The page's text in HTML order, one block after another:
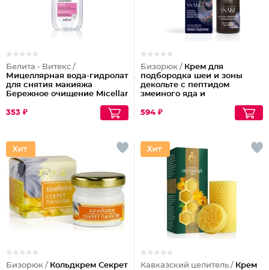
Белита - Витекс /
Мицеллярная вода-гидролат
для снятия макияжа
Бережное очищение Micellar
353 ₽
Бизорюк / Крем для
подбородка шеи и зоны
декольте с пептидом
змеиного яда и
594 ₽
Бизорюк / Кольдкрем Секрет
Кавказский целитель / Крем